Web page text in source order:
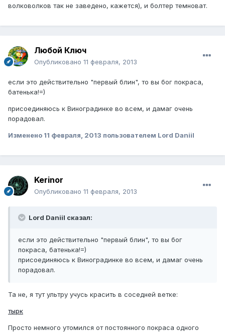
волковолков так не заведено, кажется), и болтер темноват.
Любой Ключ
Опубликовано 11 февраля, 2013
если это действительно "первый блин", то вы бог покраса,
батенька!=)
присоединяюсь к Виноградинке во всем, и дамаг очень
порадовал.
Изменено 11 февраля, 2013 пользователем Lord Daniil
Kerinor
Опубликовано 11 февраля, 2013
Lord Daniil сказал:
если это действительно "первый блин", то вы бог
покраса, батенька!=)
присоединяюсь к Виноградинке во всем, и дамаг очень
порадовал.
Та не, я тут ультру учусь красить в соседней ветке:
тырк
Просто немного утомился от постоянного покраса одного